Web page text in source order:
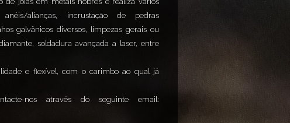
alianças, incrustação de pedras
galvânicos diversos, limpezas gerais ou
soldadura avançada a laser, entre
e flexível, com o carimbo ao qual já
nos através do seguinte email: